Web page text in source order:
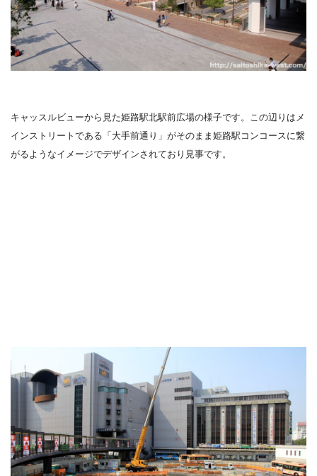
キャッスルビューから見た姫路駅北駅前広場の様子です。この辺りはメ
インストリートである「大手前通り」がそのまま姫路駅コンコースに繋
がるようなイメージでデザインされており見事です。